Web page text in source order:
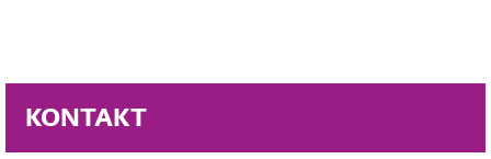
KONTAKT